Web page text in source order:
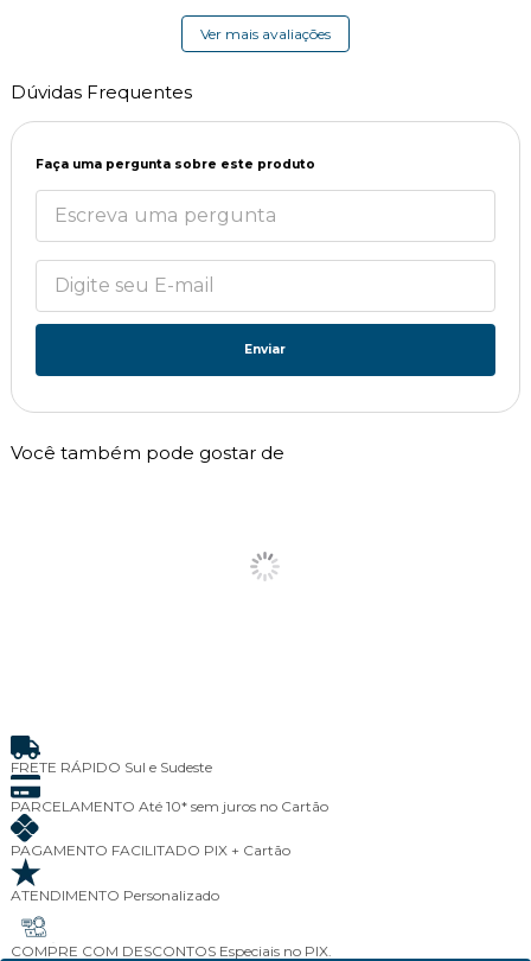
Ver mais avaliações
Dúvidas Frequentes
Faça uma pergunta sobre este produto
Enviar
Você também pode gostar de
FRETE RÁPIDO Sul e Sudeste
PARCELAMENTO Até 10* sem juros no Cartão
PAGAMENTO FACILITADO PIX + Cartão
ATENDIMENTO Personalizado
COMPRE COM DESCONTOS Especiais no PIX.